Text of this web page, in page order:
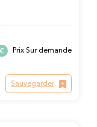
Prix Sur demande
Sauvegarder